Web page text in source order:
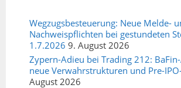
Wegzugsbesteuerung: Neue Melde-
Nachweispflichten bei gestundeten
1.7.2026 9. August 2026
Zypern-Adieu bei Trading 212:
neue Verwahrstrukturen und Pre-
August 2026